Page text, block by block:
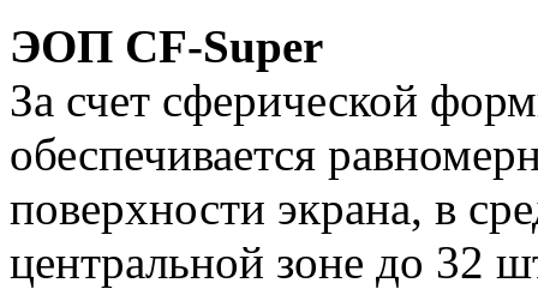
ЭОП CF-Super
За счет сферической
обеспечивается
поверхности экрана, в
центральной зоне до 32